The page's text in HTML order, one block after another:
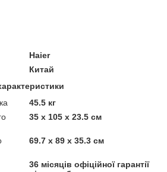
Haier
Китай
45.5 кг
35 х 105 х 23.5 см
69.7 х 89 х 35.3 см
36 місяців офіційної гарантії